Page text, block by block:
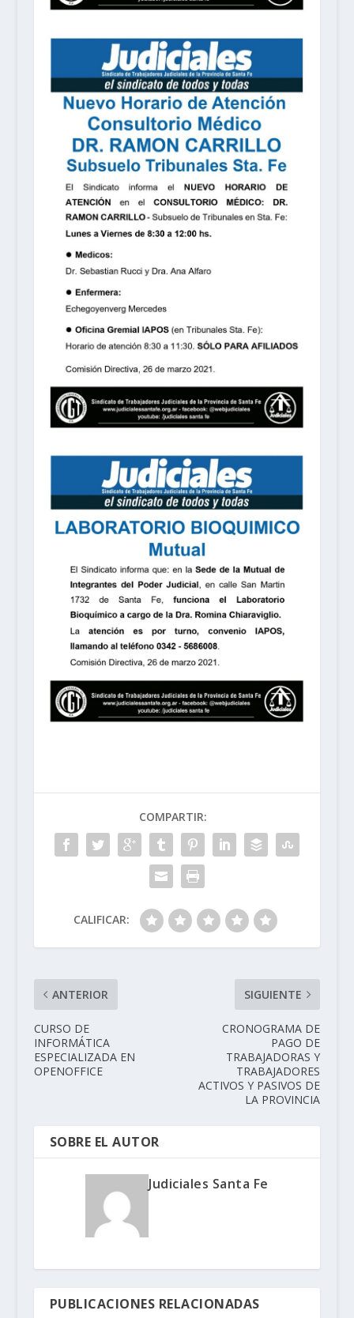
COMPARTIR:
CALIFICAR:
ANTERIOR
CURSO DE
INFORMÁTICA
ESPECIALIZADA EN
OPENOFFICE
SIGUIENTE
CRONOGRAMA DE
PAGO DE
TRABAJADORAS Y
TRABAJADORES
ACTIVOS Y PASIVOS DE
LA PROVINCIA
SOBRE EL AUTOR
Judiciales Santa Fe
PUBLICACIONES RELACIONADAS